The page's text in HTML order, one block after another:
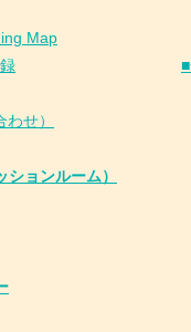
Map
せ）
ョンルーム）